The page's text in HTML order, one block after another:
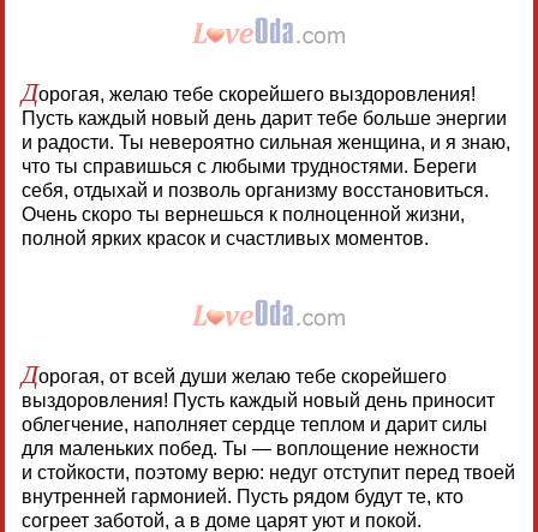
Дорогая, желаю тебе скорейшего выздоровления!
Пусть каждый новый день дарит тебе больше энергии
и радости. Ты невероятно сильная женщина, и я знаю,
что ты справишься с любыми трудностями. Береги
себя, отдыхай и позволь организму восстановиться.
Очень скоро ты вернешься к полноценной жизни,
полной ярких красок и счастливых моментов.
Дорогая, от всей души желаю тебе скорейшего
выздоровления! Пусть каждый новый день приносит
облегчение, наполняет сердце теплом и дарит силы
для маленьких побед. Ты — воплощение нежности
и стойкости, поэтому верю: недуг отступит перед твоей
внутренней гармонией. Пусть рядом будут те, кто
согреет заботой, а в доме царят уют и покой.